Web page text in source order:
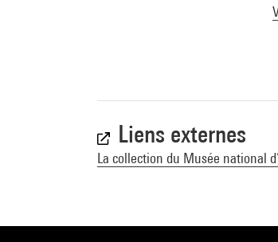
Liens externes
La collection du Musée national